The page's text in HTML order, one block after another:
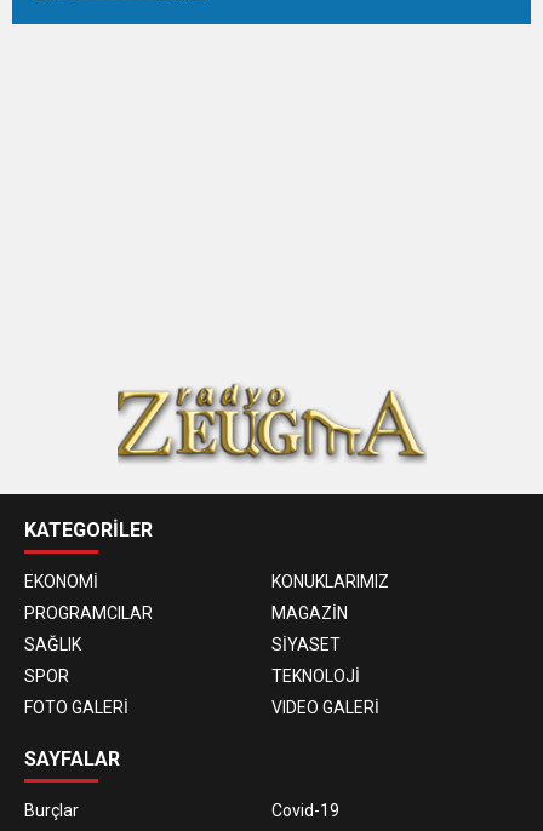
KATEGORİLER
EKONOMİ
KONUKLARIMIZ
PROGRAMCILAR
MAGAZİN
SAĞLIK
SİYASET
SPOR
TEKNOLOJİ
FOTO GALERİ
VIDEO GALERİ
SAYFALAR
Burçlar Covid-19